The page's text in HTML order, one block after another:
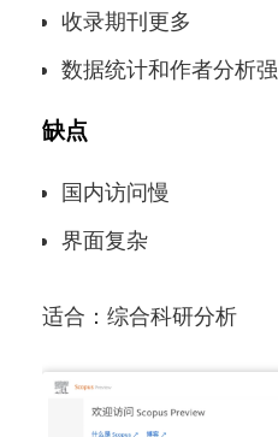
收录期刊更多
数据统计和作者分析强
缺点
国内访问慢
界面复杂
适合：综合科研分析